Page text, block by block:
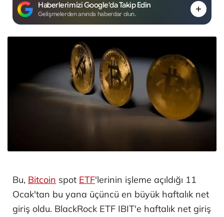
Haberlerimizi Google'da Takip Edin
Gelişmelerden anında haberdar olun.
Bu, Bitcoin spot ETF'lerinin işleme açıldığı 11
Ocak'tan bu yana üçüncü en büyük haftalık net
giriş oldu. BlackRock ETF IBIT'e haftalık net giriş